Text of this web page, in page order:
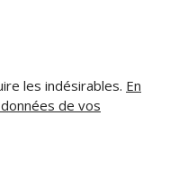
les indésirables. En
de vos